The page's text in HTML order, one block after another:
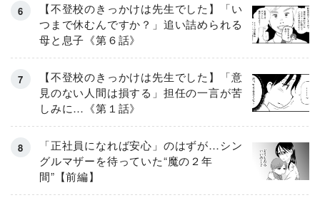
【不登校のきっかけは先生でした】「い
つまで休むんですか？」追い詰められる
母と息子《第６話》
【不登校のきっかけは先生でした】「意
見のない人間は損する」担任の一言が苦
しみに…《第１話》
「正社員になれば安心」のはずが…シン
グルマザーを待っていた“魔の２年
間”【前編】